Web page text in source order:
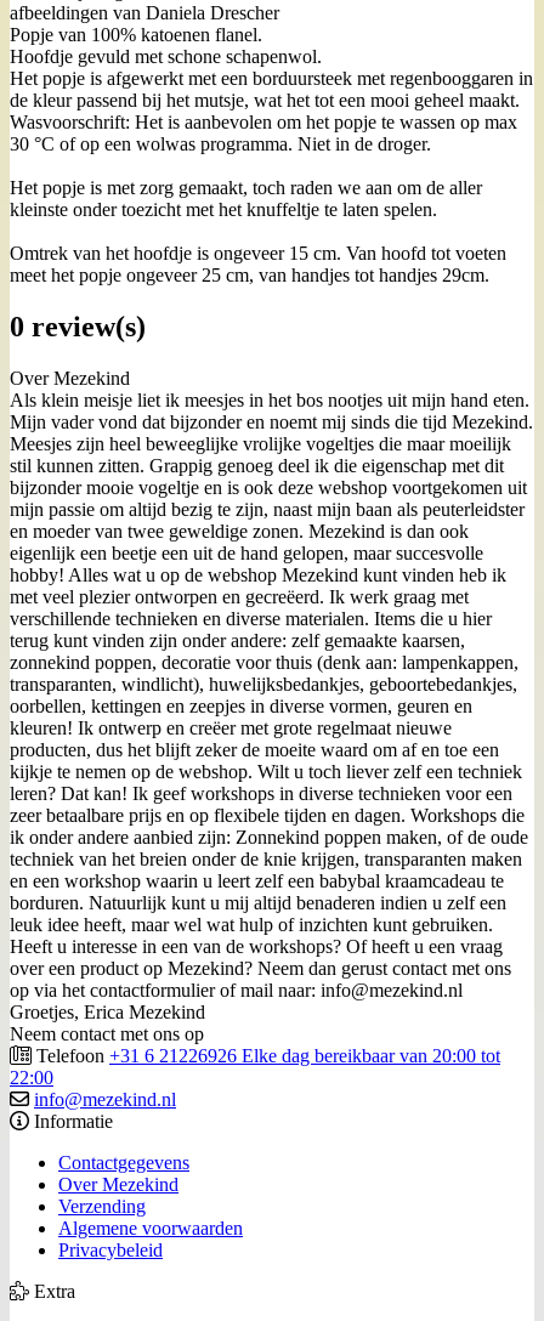
afbeeldingen van Daniela Drescher
Popje van 100% katoenen flanel.
Hoofdje gevuld met schone schapenwol.
Het popje is afgewerkt met een borduursteek met regenbooggaren in
de kleur passend bij het mutsje, wat het tot een mooi geheel maakt.
Wasvoorschrift: Het is aanbevolen om het popje te wassen op max
30 °C of op een wolwas programma. Niet in de droger.
Het popje is met zorg gemaakt, toch raden we aan om de aller
kleinste onder toezicht met het knuffeltje te laten spelen.
Omtrek van het hoofdje is ongeveer 15 cm. Van hoofd tot voeten
meet het popje ongeveer 25 cm, van handjes tot handjes 29cm.
0 review(s)
Over Mezekind
Als klein meisje liet ik meesjes in het bos nootjes uit mijn hand eten.
Mijn vader vond dat bijzonder en noemt mij sinds die tijd Mezekind.
Meesjes zijn heel beweeglijke vrolijke vogeltjes die maar moeilijk
stil kunnen zitten. Grappig genoeg deel ik die eigenschap met dit
bijzonder mooie vogeltje en is ook deze webshop voortgekomen uit
mijn passie om altijd bezig te zijn, naast mijn baan als peuterleidster
en moeder van twee geweldige zonen. Mezekind is dan ook
eigenlijk een beetje een uit de hand gelopen, maar succesvolle
hobby! Alles wat u op de webshop Mezekind kunt vinden heb ik
met veel plezier ontworpen en gecreëerd. Ik werk graag met
verschillende technieken en diverse materialen. Items die u hier
terug kunt vinden zijn onder andere: zelf gemaakte kaarsen,
zonnekind poppen, decoratie voor thuis (denk aan: lampenkappen,
transparanten, windlicht), huwelijksbedankjes, geboortebedankjes,
oorbellen, kettingen en zeepjes in diverse vormen, geuren en
kleuren! Ik ontwerp en creëer met grote regelmaat nieuwe
producten, dus het blijft zeker de moeite waard om af en toe een
kijkje te nemen op de webshop. Wilt u toch liever zelf een techniek
leren? Dat kan! Ik geef workshops in diverse technieken voor een
zeer betaalbare prijs en op flexibele tijden en dagen. Workshops die
ik onder andere aanbied zijn: Zonnekind poppen maken, of de oude
techniek van het breien onder de knie krijgen, transparanten maken
en een workshop waarin u leert zelf een babybal kraamcadeau te
borduren. Natuurlijk kunt u mij altijd benaderen indien u zelf een
leuk idee heeft, maar wel wat hulp of inzichten kunt gebruiken.
Heeft u interesse in een van de workshops? Of heeft u een vraag
over een product op Mezekind? Neem dan gerust contact met ons
op via het contactformulier of mail naar: info@mezekind.nl
Groetjes, Erica Mezekind
Neem contact met ons op
Telefoon +31 6 21226926 Elke dag bereikbaar van 20:00 tot
22:00
info@mezekind.nl
Informatie
Contactgegevens
Over Mezekind
Verzending
Algemene voorwaarden
Privacybeleid
Extra